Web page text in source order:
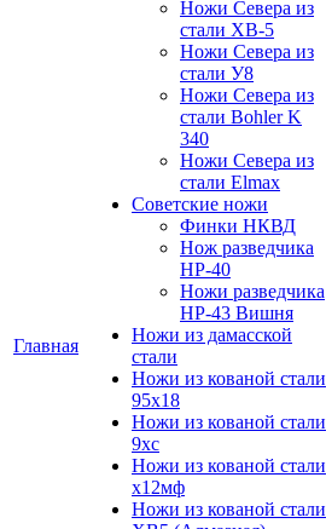
Главная
Ножи Севера из
стали ХВ-5
Ножи Севера из
стали У8
Ножи Севера из
стали Bohler K
340
Ножи Севера из
стали Elmax
Советские ножи
Финки НКВД
Нож разведчика
НР-40
Ножи разведчика
НР-43 Вишня
Ножи из дамасской
стали
Ножи из кованой стали
95х18
Ножи из кованой стали
9хс
Ножи из кованой стали
х12мф
Ножи из кованой стали